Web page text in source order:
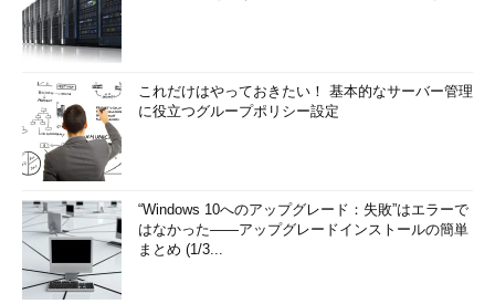
これだけはやっておきたい！ 基本的なサーバー管理
に役立つグループポリシー設定
“Windows 10へのアップグレード：失敗”はエラーで
はなかった――アップグレードインストールの簡単
まとめ (1/3...